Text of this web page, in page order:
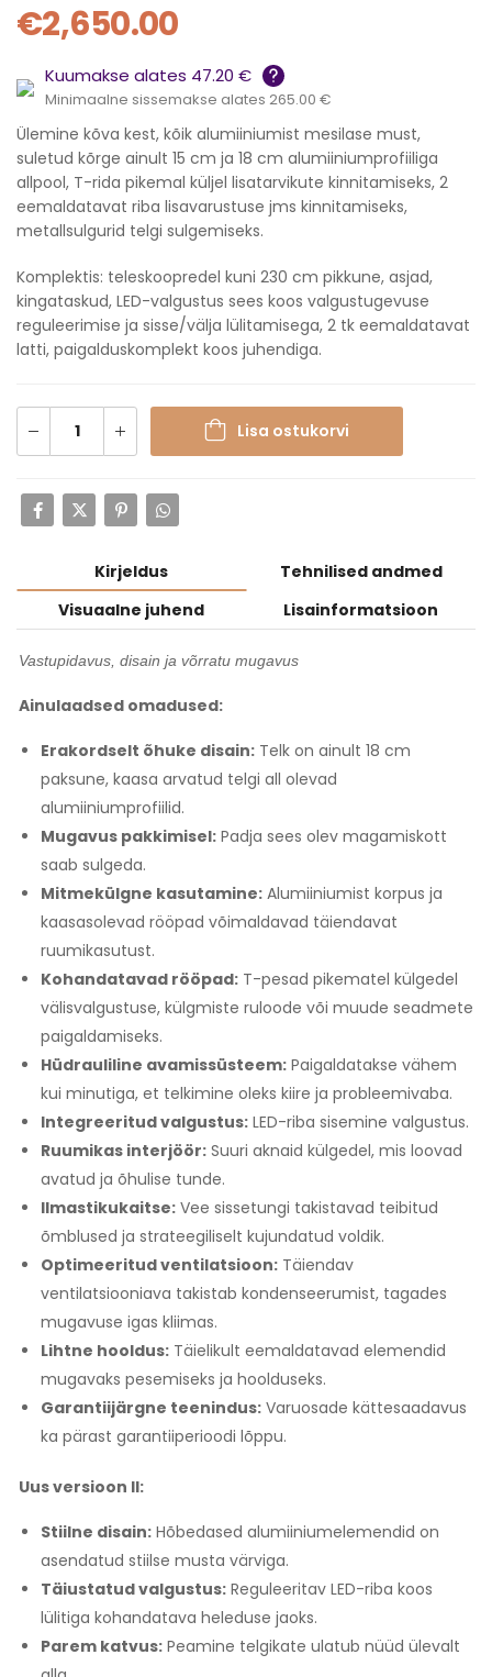
€2,650.00
Kuumakse alates 47.20 €
Minimaalne sissemakse alates 265.00 €
Ülemine kõva kest, kõik alumiiniumist mesilase must,
suletud kõrge ainult 15 cm ja 18 cm alumiiniumprofiiliga
allpool, T-rida pikemal küljel lisatarvikute kinnitamiseks, 2
eemaldatavat riba lisavarustuse jms kinnitamiseks,
metallsulgurid telgi sulgemiseks.
Komplektis: teleskoopredel kuni 230 cm pikkune, asjad,
kingataskud, LED-valgustus sees koos valgustugevuse
reguleerimise ja sisse/välja lülitamisega, 2 tk eemaldatavat
latti, paigalduskomplekt koos juhendiga.
Lisa ostukorvi
Kirjeldus
Tehnilised andmed
Visuaalne juhend
Lisainformatsioon
Vastupidavus, disain ja võrratu mugavus
Ainulaadsed omadused:
Erakordselt õhuke disain: Telk on ainult 18 cm
paksune, kaasa arvatud telgi all olevad
alumiiniumprofiilid.
Mugavus pakkimisel: Padja sees olev magamiskott
saab sulgeda.
Mitmekülgne kasutamine: Alumiiniumist korpus ja
kaasasolevad rööpad võimaldavad täiendavat
ruumikasutust.
Kohandatavad rööpad: T-pesad pikematel külgedel
välisvalgustuse, külgmiste ruloode või muude seadmete
paigaldamiseks.
Hüdrauliline avamissüsteem: Paigaldatakse vähem
kui minutiga, et telkimine oleks kiire ja probleemivaba.
Integreeritud valgustus: LED-riba sisemine valgustus.
Ruumikas interjöör: Suuri aknaid külgedel, mis loovad
avatud ja õhulise tunde.
Ilmastikukaitse: Vee sissetungi takistavad teibitud
õmblused ja strateegiliselt kujundatud voldik.
Optimeeritud ventilatsioon: Täiendav
ventilatsiooniava takistab kondenseerumist, tagades
mugavuse igas kliimas.
Lihtne hooldus: Täielikult eemaldatavad elemendid
mugavaks pesemiseks ja hoolduseks.
Garantiijärgne teenindus: Varuosade kättesaadavus
ka pärast garantiiperioodi lõppu.
Uus versioon II:
Stiilne disain: Hõbedased alumiiniumelemendid on
asendatud stiilse musta värviga.
Täiustatud valgustus: Reguleeritav LED-riba koos
lülitiga kohandatava heleduse jaoks.
Parem katvus: Peamine telgikate ulatub nüüd ülevalt